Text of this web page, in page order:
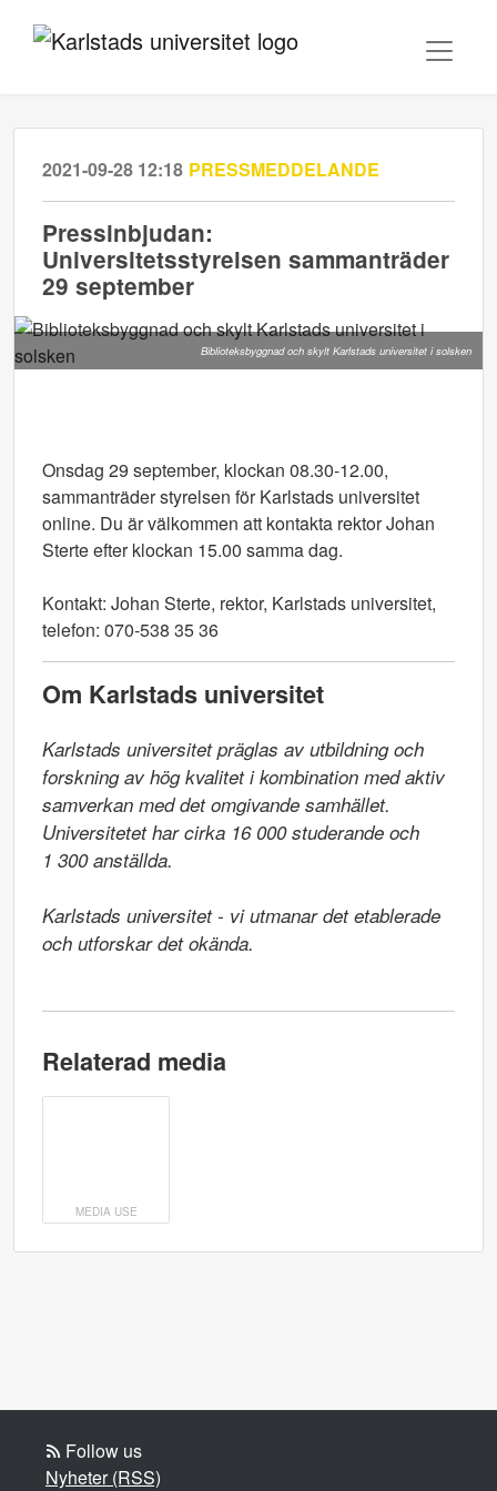
2021-09-28 12:18 PRESSMEDDELANDE
Pressinbjudan:
Universitetsstyrelsen sammanträder
29 september
Biblioteksbyggnad och skylt Karlstads universitet i solsken
Onsdag 29 september, klockan 08.30-12.00,
sammanträder styrelsen för Karlstads universitet
online. Du är välkommen att kontakta rektor Johan
Sterte efter klockan 15.00 samma dag.
Kontakt: Johan Sterte, rektor, Karlstads universitet,
telefon: 070-538 35 36
Om Karlstads universitet
Karlstads universitet präglas av utbildning och
forskning av hög kvalitet i kombination med aktiv
samverkan med det omgivande samhället.
Universitetet har cirka 16 000 studerande och
1 300 anställda.
Karlstads universitet - vi utmanar det etablerade
och utforskar det okända.
Relaterad media
MEDIA USE
Follow us
Nyheter (RSS)